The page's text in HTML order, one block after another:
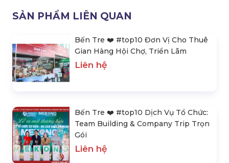
SẢN PHẨM LIÊN QUAN
Bến Tre ❤️️ #top10 Đơn Vị Cho Thuê
Gian Hàng Hội Chợ, Triển Lãm
Liên hệ
Bến Tre ❤️️ #top10 Dịch Vụ Tổ Chức:
Team Building & Company Trip Trọn
Gói
Liên hệ